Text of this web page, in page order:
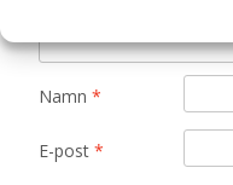
Namn *
E-post *